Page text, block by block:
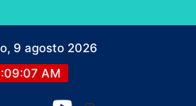
9 agosto 2026
AM